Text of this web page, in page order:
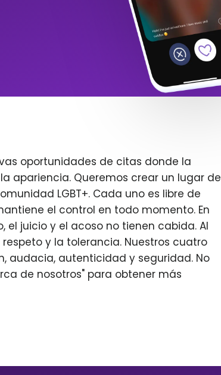
oportunidades de citas donde la
apariencia. Queremos crear un lugar de
LGBT+. Cada uno es libre de
el control en todo momento. En
el juicio y el acoso no tienen cabida. Al
y la tolerancia. Nuestros cuatro
audacia, autenticidad y seguridad. No
de nosotros" para obtener más